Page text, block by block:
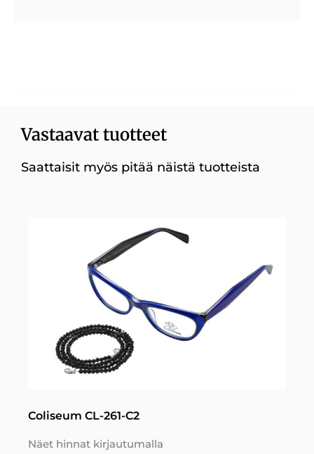
Vastaavat tuotteet
Saattaisit myös pitää näistä tuotteista
Coliseum CL-261-C2
Näet hinnat kirjautumalla